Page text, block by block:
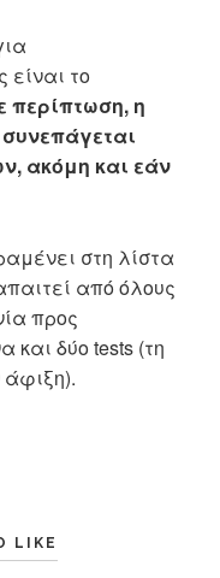
είναι το
περίπτωση, η
ακόμη και εάν
στη λίστα
από όλους
προς
και δύο tests (τη
άφιξη).
LIKE